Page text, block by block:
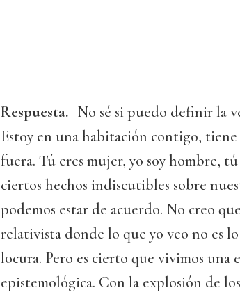
Respuesta. No sé si puedo definir la
Estoy en una habitación contigo,
fuera. Tú eres mujer, yo soy hombre,
ciertos hechos indiscutibles sobre
podemos estar de acuerdo. No creo
relativista donde lo que yo veo no es
locura. Pero es cierto que vivimos una
epistemológica. Con la explosión de